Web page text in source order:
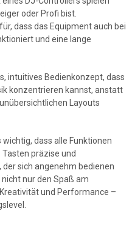
oder Profi bist.
dass das Equipment auch bei
und eine lange
intuitives Bedienkonzept, dass
konzentrieren kannst, anstatt
Layouts
dass alle Funktionen
präzise und
der sich angenehm bedienen
nur den Spaß am
und Performance –